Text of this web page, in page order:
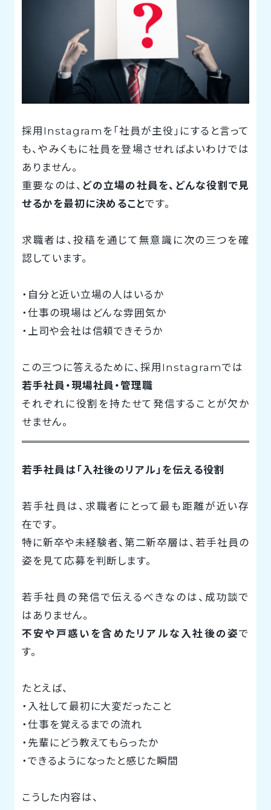
採用Instagramを「社員が主役」にすると言って
も、やみくもに社員を登場させればよいわけでは
ありません。
重要なのは、 どの立場の社員を、どんな役割で見
せるかを最初に決めることです。
求職者は、投稿を通じて無意識に次の三つを確
認しています。
・自分と近い立場の人はいるか
・仕事の現場はどんな雰囲気か
・上司や会社は信頼できそうか
この三つに答えるために、採用Instagramでは
若手社員・現場社員・管理職
それぞれに役割を持たせて発信することが欠か
せません。
若手社員は「入社後のリアル」を伝える役割
若手社員は、求職者にとって最も距離が近い存
在です。
特に新卒や未経験者、第二新卒層は、若手社員の
姿を見て応募を判断します。
若手社員の発信で伝えるべきなのは、成功談で
はありません。
不安や戸惑いを含めたリアルな入社後の姿で
す。
たとえば、
・入社して最初に大変だったこと
・仕事を覚えるまでの流れ
・先輩にどう教えてもらったか
・できるようになったと感じた瞬間
こうした内容は、